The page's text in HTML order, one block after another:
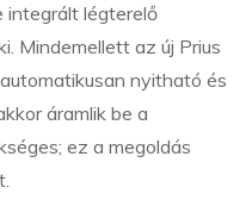
integrált légterelő
Mindemellett az új Prius
nyitható és
áramlik be a
ez a megoldás